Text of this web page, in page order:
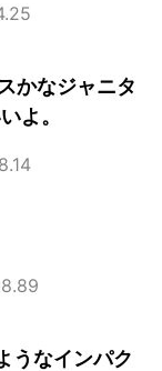
かなジャニタ
よ。
うなインパク